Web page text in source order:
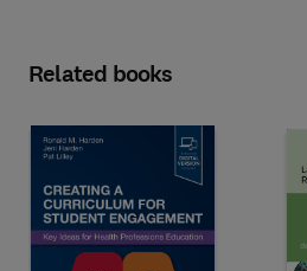
Related books